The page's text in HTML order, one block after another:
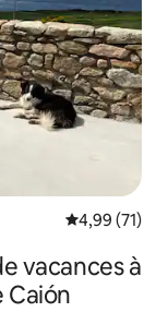
Évaluation
4,99 (71)
vacances à
Caión